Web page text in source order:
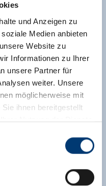
und Anzeigen zu
Medien anbieten
Website zu
Informationen zu Ihrer
unsere Partner für
weiter. Unsere
möglicherweise mit
ihnen bereitgestellt
Nutzung der Dienste
Niet-roken huis